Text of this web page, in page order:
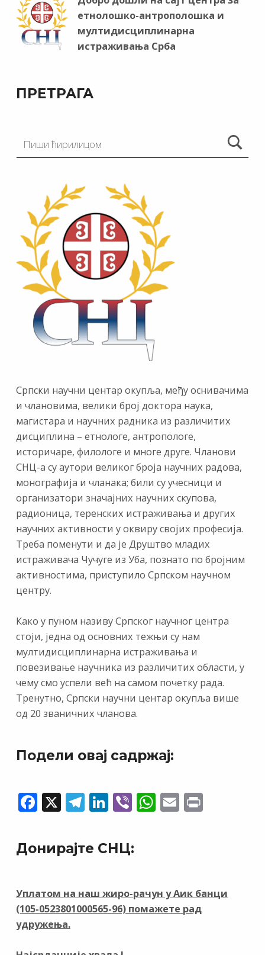
етнолошко-антрополошка и
мултидисциплинарна
истраживања Срба
ПРЕТРАГА
Српски научни центар окупља, међу оснивачима
и члановима, велики број доктора наука,
магистара и научних радника из различитих
дисциплина – етнологе, антропологе,
историчаре, филологе и многе друге. Чланови
СНЦ-а су аутори великог броја научних радова,
монографија и чланака; били су учесници и
организатори значајних научних скупова,
радионица, теренских истраживања и других
научних активности у оквиру својих професија.
Треба поменути и да је Друштво младих
истраживача Чучуге из Уба, познато по бројним
активностима, приступило Српском научном
центру.
Како у пуном називу Српског научног центра
стоји, једна од основних тежњи су нам
мултидисциплинарна истраживања и
повезивање научника из различитих области, у
чему смо успели већ на самом почетку рада.
Тренутно, Српски научни центар окупља више
од 20 званичних чланова.
Подели овај садржај:
F
e
b
o
k
X T
e
gr
m
Li
k
e
n
Vi
er
W
p
p
E Pr
Донирајте СНЦ:
Уплатом на наш жиро-рачун у Аик банци
(105-0523801000565-96) помажете рад
удружења.